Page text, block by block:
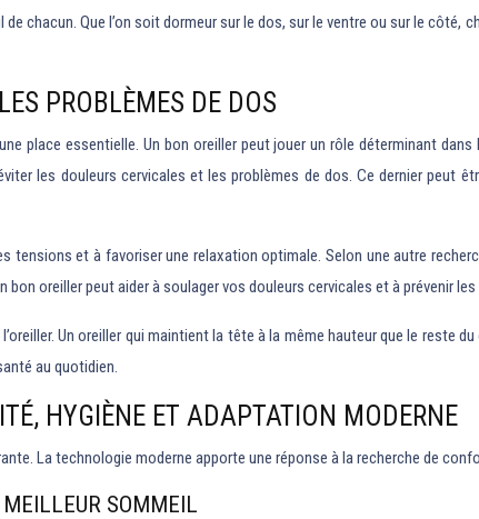
chacun. Que l’on soit dormeur sur le dos, sur le ventre ou sur le
PROBLÈMES DE DOS
place essentielle. Un bon oreiller peut jouer un rôle déterminant
les douleurs cervicales et les problèmes de dos. Ce dernier peut
tensions et à favoriser une relaxation optimale. Selon une autre
oreiller peut aider à soulager vos douleurs cervicales et à prévenir
Un oreiller qui maintient la tête à la même hauteur que le reste
au quotidien.
HYGIÈNE ET ADAPTATION MODERNE
La technologie moderne apporte une réponse à la recherche de
MEILLEUR SOMMEIL